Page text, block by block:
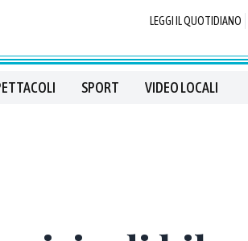
LEGGI IL QUOTIDIANO
SPORT VIDEO LOCALI